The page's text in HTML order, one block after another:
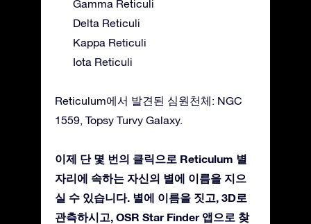
Gamma Reticuli
Delta Reticuli
Kappa Reticuli
Iota Reticuli
Reticulum에서 발견된 심원천체: NGC
1559, Topsy Turvy Galaxy.
이제 단 몇 번의 클릭으로 Reticulum 별
자리에 속하는 자신의 별에 이름을 지으
실 수 있습니다. 별에 이름을 짓고, 3D로
관측하시고, OSR Star Finder 앱으로 찾